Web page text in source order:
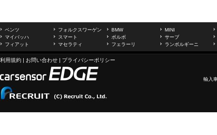
ベンツ フォルクスワーゲン BMW
MINI
マイバッハ
スマート ボルボ
サーブ
フィアット
マセラティ フェラーリ ランボルギーニ
利用規約 | お問い合わせ | プライバシーポリシー
輸入